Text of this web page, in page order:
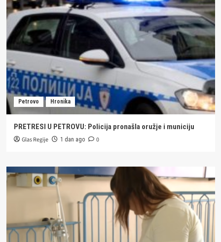
Petrovo Hronika
PRETRESI U PETROVU: Policija pronašla oružje i municiju
Glas Regije 1 dan ago 0